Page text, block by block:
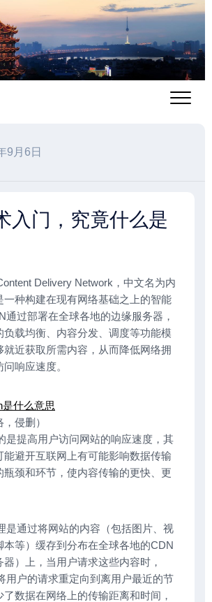
9月6日
入门，究竟什么是
Delivery Network，中文名为内
一种构建在现有网络基础之上的智能
通过部署在全球各地的边缘服务器，
负载均衡、内容分发、调度等功能模
就近获取所需内容，从而降低网络拥
响应速度。
侵删）
是提高用户访问网站的响应速度，其
能避开互联网上有可能影响数据传输
瓶颈和环节，使内容传输的更快、更
是通过将网站的内容（包括图片、视
本等）缓存到分布在全球各地的CDN
）上，当用户请求这些内容时，
用户的请求重定向到离用户最近的节
了数据在网络上的传输距离和时间，